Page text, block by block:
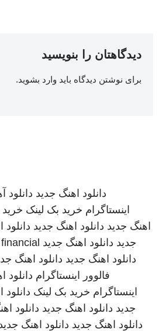
دیدگاهتان را بنویسید
برای نوشتن دیدگاه باید وارد بشوید.
دانلود اهنگ جدید دانلود
اینستاگرام خرید بک لینک
اهنگ جدید دانلود اهنگ جدید
جدید دانلود اهنگ جدید
دانلود اهنگ جدید دانلود اهنگ
فالوور اینستاگرام دانلود
اینستاگرام خرید بک لینک
جدید دانلود اهنگ جدید دانلود
دانلود اهنگ جدید دانلود اهنگ